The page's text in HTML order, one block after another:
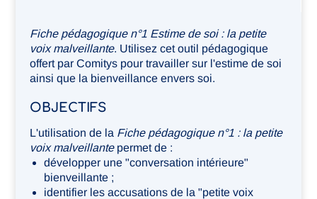
Fiche pédagogique n°1 Estime de soi : la petite
voix malveillante. Utilisez cet outil pédagogique
offert par Comitys pour travailler sur l'estime de soi
ainsi que la bienveillance envers soi.
OBJECTIFS
L'utilisation de la Fiche pédagogique n°1 : la petite
voix malveillantepermet de :
développer une "conversation intérieure"
bienveillante ;
identifier les accusations de la "petite voix